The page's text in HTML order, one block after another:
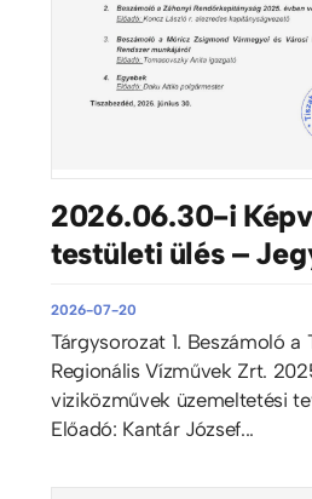
2026.06.30-i
testületi ülés –
2026-07-20
Tárgysorozat 1. Beszámoló a
Regionális Vízművek Zrt.
viziközművek üzemeltetési
Előadó: Kantár József...